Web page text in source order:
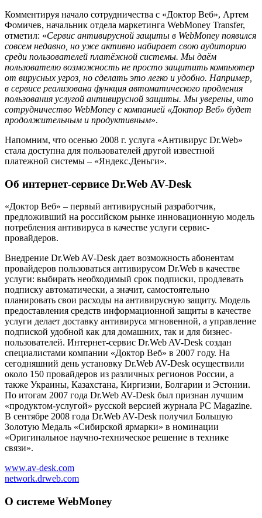
Комментируя начало сотрудничества с «Доктор Веб», Артем
Фомичев, начальник отдела маркетинга WebMoney Transfer,
отметил: «Сервис антивирусной защиты в WebMoney появился
совсем недавно, но уже активно набирает свою аудиторию
среди пользователей платёжной системы. Мы даём
пользователю возможность не просто защитить компьютер
от вирусных угроз, но сделать это легко и удобно. Например,
в сервисе реализована функция автоматического продления
пользования услугой антивирусной защиты. Мы уверены, что
сотрудничество WebMoney с компанией «Доктор Веб» будет
продолжительным и продуктивным».
Напомним, что осенью 2008 г. услуга «Антивирус Dr.Web»
стала доступна для пользователей другой известной
платежной системы – «Яндекс.Деньги».
Об интернет-сервисе Dr.Web AV-Desk
«Доктор Веб» – первый антивирусный разработчик,
предложивший на российском рынке инновационную модель
потребления антивируса в качестве услуги сервис-
провайдеров.
Внедрение Dr.Web AV-Desk дает возможность абонентам
провайдеров пользоваться антивирусом Dr.Web в качестве
услуги: выбирать необходимый срок подписки, продлевать
подписку автоматически, а значит, самостоятельно
планировать свои расходы на антивирусную защиту. Модель
предоставления средств информационной защиты в качестве
услуги делает доставку антивируса мгновенной, а управление
подпиской удобной как для домашних, так и для бизнес-
пользователей. Интернет-сервис Dr.Web AV-Desk создан
специалистами компании «Доктор Веб» в 2007 году. На
сегодняшний день установку Dr.Web AV-Desk осуществили
около 150 провайдеров из различных регионов России, а
также Украины, Казахстана, Киргизии, Болгарии и Эстонии.
По итогам 2007 года Dr.Web AV-Desk был признан лучшим
«продуктом-услугой» русской версией журнала PC Magazine.
В сентябре 2008 года Dr.Web AV-Desk получил Большую
Золотую Медаль «Сибирской ярмарки» в номинации
«Оригинальное научно-техническое решение в технике
связи».
www.av-desk.com
network.drweb.com
О системе WebMoney